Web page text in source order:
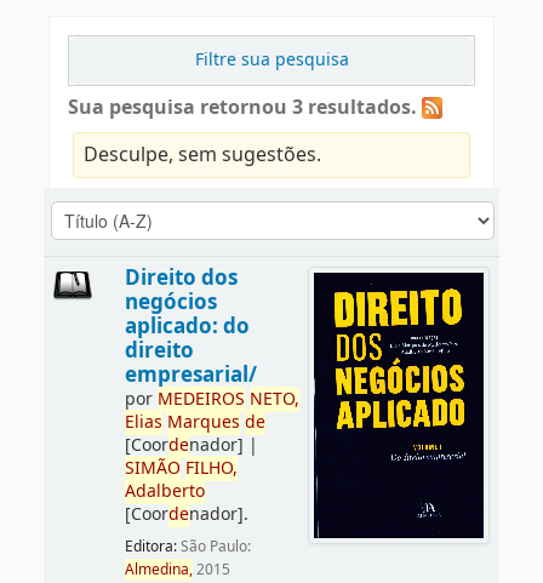
Filtre sua pesquisa
Sua pesquisa retornou 3 resultados.
Desculpe, sem sugestões.
Direito dos
negócios
aplicado: do
direito
empresarial/
por MEDEIROS NETO,
Elias Marques de
[Coordenador] |
SIMÃO FILHO,
Adalberto
[Coordenador].
Editora:São Paulo:
Almedina,2015